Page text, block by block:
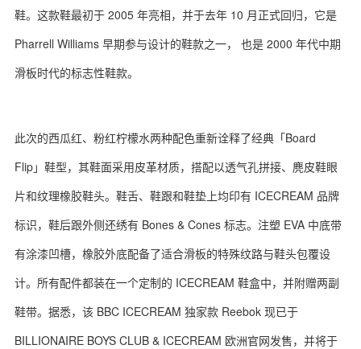
鞋。这款鞋最初于 2005 年亮相，并于去年 10 月正式回归，它是
Pharrell Williams 早期参与设计的鞋款之一， 也是 2000 年代中期
滑板时代的标志性鞋款。
此次的西瓜红、粉红柠檬水两种配色重新诠释了经典「Board
Flip」‌鞋型，其鞋面采用皮革材质，搭配以透气孔拼接、麂皮鞋眼
片和纹理橡胶鞋头。鞋舌、鞋跟和鞋垫上均印有 ICECREAM 品牌
标识，鞋后跟外侧还绣有 Bones & Cones 标志。注塑 EVA 中底带
有涂漆凹槽，橡胶外底配备了适合滑板的特殊纹路与鞋头包覆设
计。所有配件都装在一个定制的 ICECREAM 鞋盒中，并附赠两副
鞋带。据悉，该 BBC ICECREAM 独家款 Reebok 现已于
BILLIONAIRE BOYS CLUB & ICECREAM 欧洲官网发售，并将于